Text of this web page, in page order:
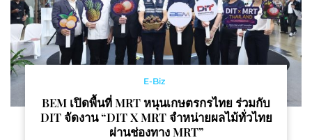
E-Biz
BEM เปิดพื้นที่ MRT หนุนเกษตรกรไทย ร่วมกับ
DIT จัดงาน “DIT X MRT จำหน่ายผลไม้ทั่วไทย
ผ่านช่องทาง MRT”